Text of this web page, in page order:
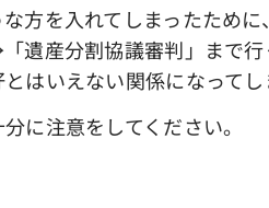
方を入れてしまったため
遺産分割協議審判」まで
はいえない関係になってし
に注意をしてください。